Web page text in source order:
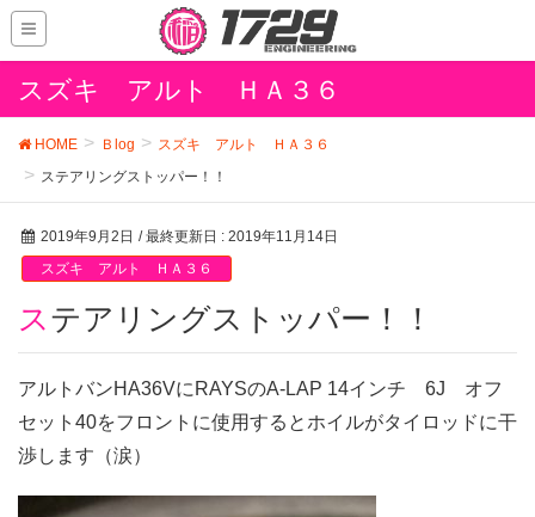
スズキ アルト ＨＡ３６
HOME Ｂlog
スズキ アルト ＨＡ３６
ステアリングストッパー！！
2019年9月2日 / 最終更新日 : 2019年11月14日
スズキ アルト ＨＡ３６
ステアリングストッパー！！
アルトバンHA36VにRAYSのA-LAP 14インチ 6J オフ
セット40をフロントに使用するとホイルがタイロッドに干
渉します（涙）